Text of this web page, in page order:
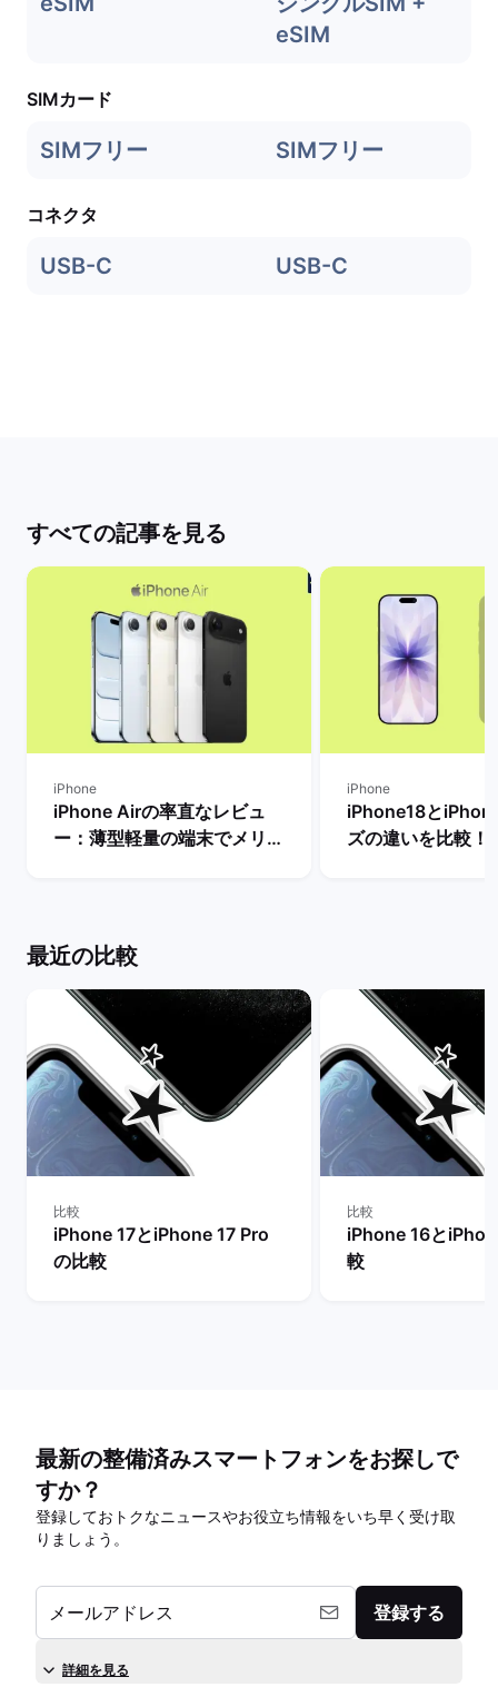
eSIM
SIMカード
SIMフリー SIMフリー
コネクタ
USB-C USB-C
すべての記事を見る
iPhone
iPhone Airの率直なレビュ
ー：薄型軽量の端末でメリッ
iPhone
iPhone18と
ズの違いを比較！
最近の比較
比較
iPhone 17とiPhone 17 Pro
の比較
比較
iPhone 16と
較
最新の整備済みスマートフォンをお探しで
すか？
登録しておトクなニュースやお役立ち情報をいち早く受け取
りましょう。
メールアドレス 登録する
詳細を見る